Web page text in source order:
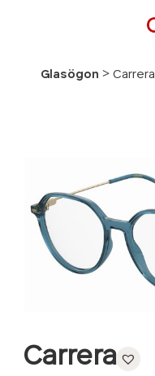
Glasögon > Carrera
Carrera